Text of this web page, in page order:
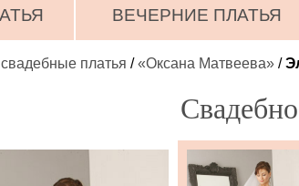
ВЕЧЕРНИЕ ПЛАТЬЯ
свадебные платья /«Оксана Матвеева» /